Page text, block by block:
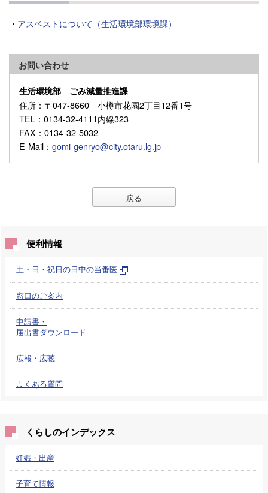
・ アスベストについて（生活環境部環境課）
お問い合わせ
生活環境部 ごみ減量推進課
住所 ：〒047-8660 小樽市花園2丁目12番1号
TEL ：0134-32-4111内線323
FAX ：0134-32-5032
E-Mail ： gomi-genryo@city.otaru.lg.jp
戻る
便利情報
土・日・祝日の日中の当番医
窓口のご案内
申請書・
届出書ダウンロード
広報・広聴
よくある質問
くらしのインデックス
妊娠・出産
子育て情報